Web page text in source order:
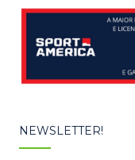
NEWSLETTER!